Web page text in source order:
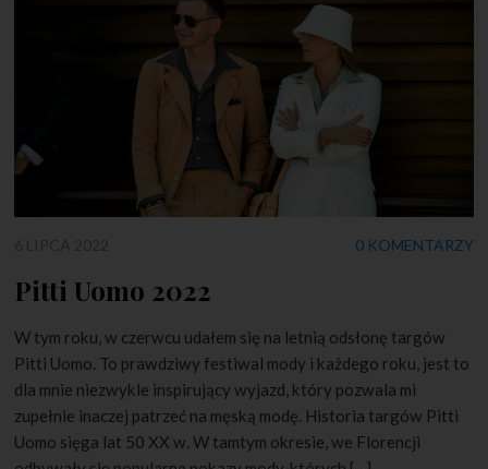
0 KOMENTARZY
Pitti Uomo 2022
W tym roku, w czerwcu udałem się na letnią odsłonę targów
Pitti Uomo. To prawdziwy festiwal mody i każdego roku, jest to
dla mnie niezwykle inspirujący wyjazd, który pozwala mi
zupełnie inaczej patrzeć na męską modę. Historia targów Pitti
Uomo sięga lat 50 XX w. W tamtym okresie, we Florencji